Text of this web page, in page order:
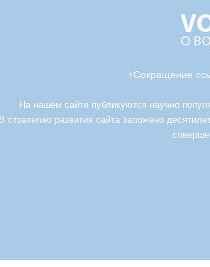
⚡Сокращение
На нашем сайте публикуются научно
В стратегию развития сайта заложено